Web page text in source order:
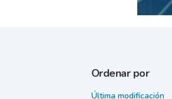
Ordenar por